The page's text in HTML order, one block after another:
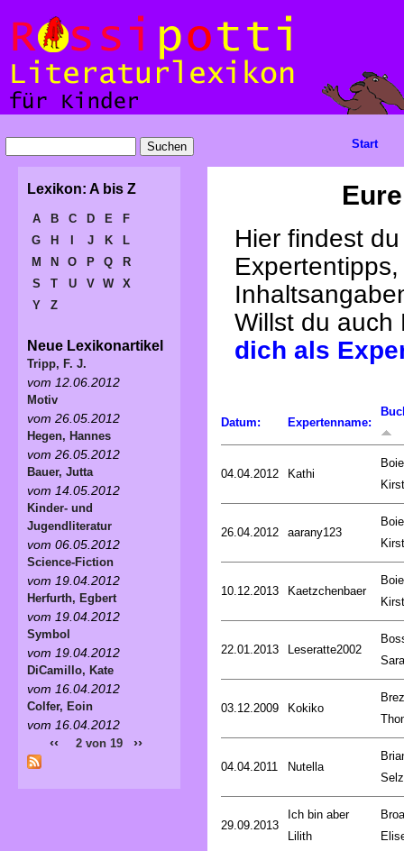
Hier findest
Willst du
dich als
Datum: Expertenname:
04.04.2012 Kathi
26.04.2012 aarany123
10.12.2013 Kaetzchenbaer
22.01.2013 Leseratte2002
03.12.2009 Kokiko
04.04.2011 Nutella
29.09.2013
Ich bin aber
Lilith
Start
Lexikon: A bis Z
A B C D E
F
G
H J K
L
M
N O P Q
R
S
T U V W
X
Y
Z
Neue Lexikonartikel
Tripp, F. J.
vom 12.06.2012
Motiv
vom 26.05.2012
Hegen, Hannes
vom 26.05.2012
Bauer, Jutta
vom 14.05.2012
Kinder- und
Jugendliteratur
vom 06.05.2012
Science-Fiction
vom 19.04.2012
Herfurth, Egbert
vom 19.04.2012
Symbol
vom 19.04.2012
DiCamillo, Kate
vom 16.04.2012
Colfer, Eoin
vom 16.04.2012
‹‹ 2 von 19 ››